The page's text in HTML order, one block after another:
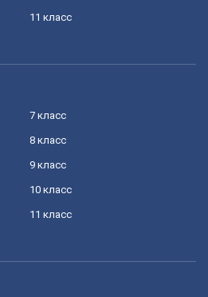
11 класс
7 класс
8 класс
9 класс
10 класс
11 класс